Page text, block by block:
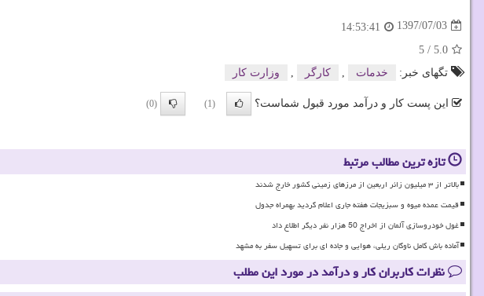
1397/07/03
14:53:41
5.0
/
5
تگهای خبر:
خدمات كارگر وزارت كار
این پست کار و درآمد مورد قبول شماست؟ (1)
(0)
تازه ترین مطالب مرتبط
بالاتر از ۳ میلیون زائر اربعین از مرزهای زمینی کشور خارج شدند
قیمت عمده میوه و سبزیجات هفته جاری اعلام گردید بهمراه جدول
غول خودروسازی آلمان از اخراج 50 هزار نفر دیگر اطلاع داد
آماده باش کامل ناوگان ریلی، هوایی و جاده ای برای تسهیل سفر به مشهد
نظرات کاربران کار و درآمد در مورد این مطلب